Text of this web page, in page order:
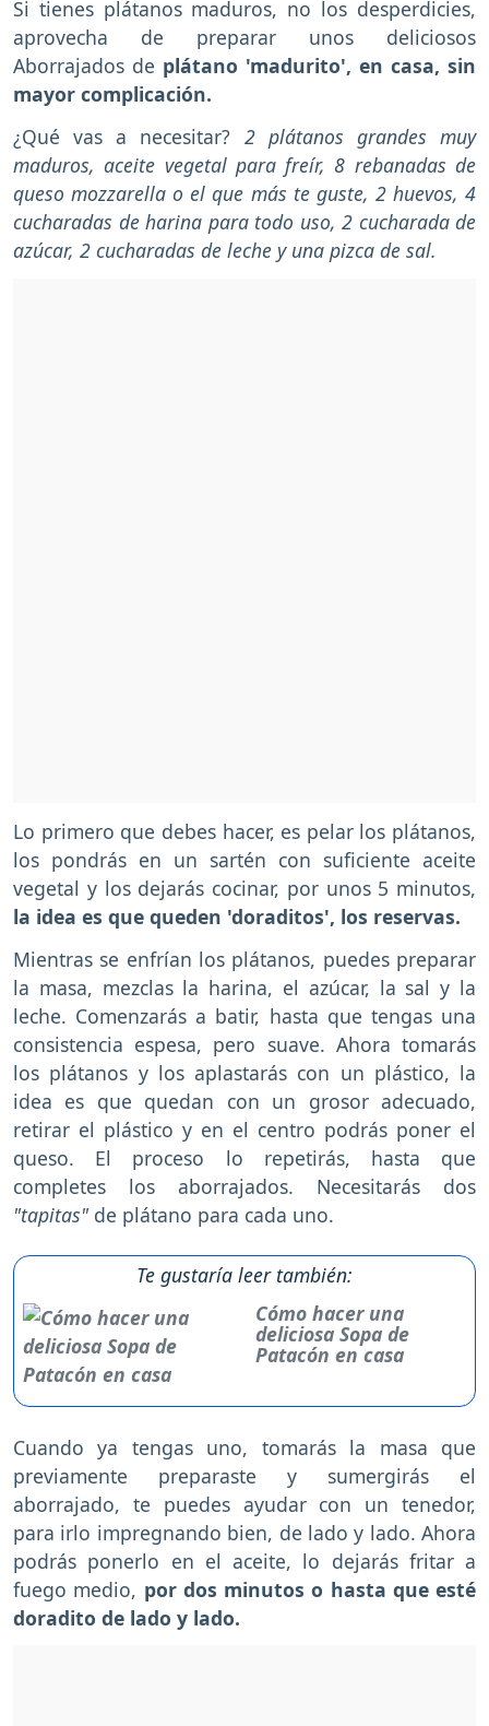
Si tienes plátanos maduros, no los desperdicies,
aprovecha de preparar unos deliciosos
Aborrajados de plátano 'madurito', en casa, sin
mayor complicación.
¿Qué vas a necesitar? 2 plátanos grandes muy
maduros, aceite vegetal para freír, 8 rebanadas de
queso mozzarella o el que más te guste, 2 huevos, 4
cucharadas de harina para todo uso, 2 cucharada de
azúcar, 2 cucharadas de leche y una pizca de sal.
Lo primero que debes hacer, es pelar los plátanos,
los pondrás en un sartén con suficiente aceite
vegetal y los dejarás cocinar, por unos 5 minutos,
la idea es que queden 'doraditos', los reservas.
Mientras se enfrían los plátanos, puedes preparar
la masa, mezclas la harina, el azúcar, la sal y la
leche. Comenzarás a batir, hasta que tengas una
consistencia espesa, pero suave. Ahora tomarás
los plátanos y los aplastarás con un plástico, la
idea es que quedan con un grosor adecuado,
retirar el plástico y en el centro podrás poner el
queso. El proceso lo repetirás, hasta que
completes los aborrajados. Necesitarás dos
"tapitas" de plátano para cada uno.
Te gustaría leer también:
Cómo hacer una
deliciosa Sopa de
Patacón en casa
Cuando ya tengas uno, tomarás la masa que
previamente preparaste y sumergirás el
aborrajado, te puedes ayudar con un tenedor,
para irlo impregnando bien, de lado y lado. Ahora
podrás ponerlo en el aceite, lo dejarás fritar a
fuego medio, por dos minutos o hasta que esté
doradito de lado y lado.